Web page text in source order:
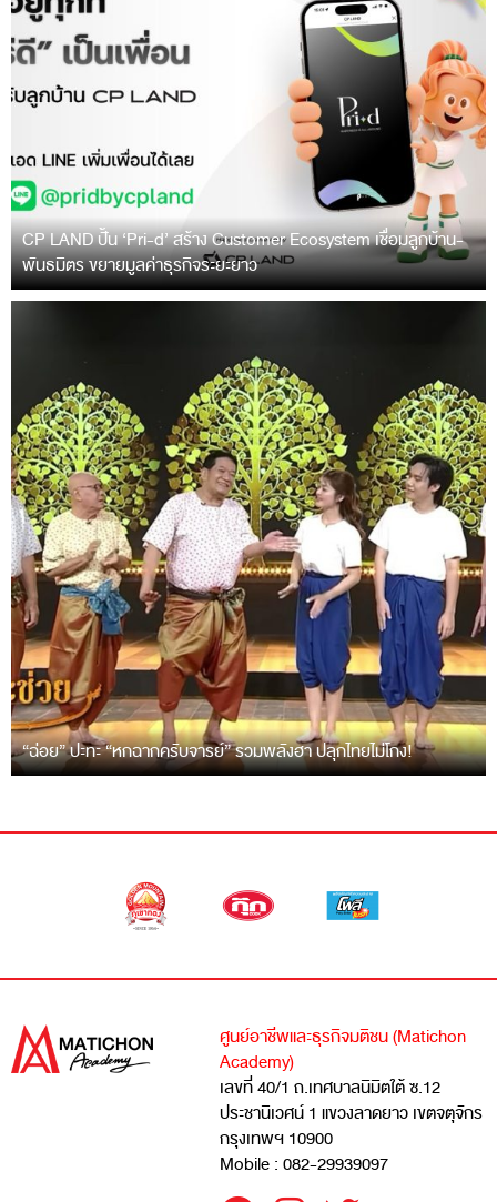
CP LAND ปั้น ‘Pri-d’ สร้าง Customer Ecosystem เชื่อมลูกบ้าน-
พันธมิตร ขยายมูลค่าธุรกิจระยะยาว
“ฉ่อย” ปะทะ “หกฉากครับจารย์” รวมพลังฮา ปลุกไทยไม่โกง!
ศูนย์อาชีพและธุรกิจมติชน (Matichon
Academy)
เลขที่ 40/1 ถ.เทศบาลนิมิตใต้ ซ.12
ประชานิเวศน์ 1 แขวงลาดยาว เขตจตุจักร
กรุงเทพฯ 10900
Mobile : 082-29939097